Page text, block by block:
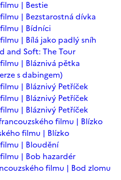
| Bestie
| Bezstarostná dívka
| Bídníci
| Bílá jako padlý sníh
and Soft: The Tour
| Bláznivá pětka
s dabingem)
| Bláznivý Petříček
| Bláznivý Petříček
| Bláznivý Petříček
filmu | Blízko
filmu | Blízko
| Bloudění
| Bob hazardér
filmu | Bod zlomu